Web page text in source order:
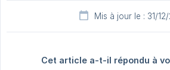
Mis à jour le : 31/
Cet article a-t-il répondu à